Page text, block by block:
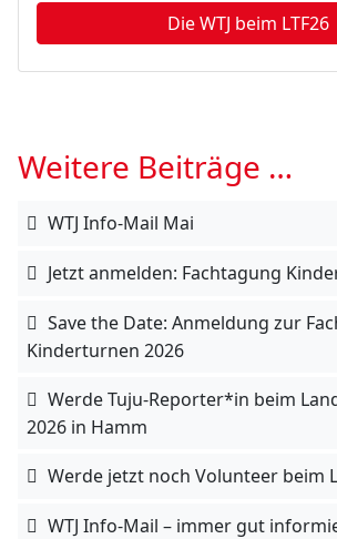
Die WTJ beim LTF26
Weitere Beiträge …
WTJ Info-Mail Mai
Jetzt anmelden: Fachtagung
Save the Date: Anmeldung zur
Kinderturnen 2026
Werde Tuju-Reporter*in beim
2026 in Hamm
Werde jetzt noch Volunteer beim
WTJ Info-Mail – immer gut